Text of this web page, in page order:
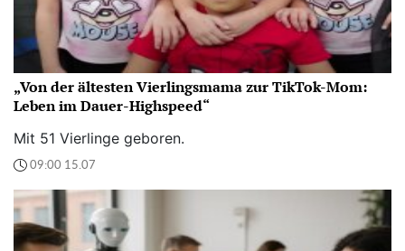
„Von der ältesten Vierlingsmama zur TikTok-Mom:
Leben im Dauer-Highspeed“
Mit 51 Vierlinge geboren.
09:00 15.07